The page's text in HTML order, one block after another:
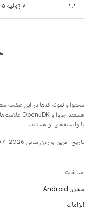
۱.۱ ۷ ژوئیه ۲۰۲۵
محتوا و نمونه کدها در این صفحه
یا وابسته‌های آن هستند.
تاریخ آخرین به‌روزرسانی 2026-07-22 به‌وقت ساعت هماهنگ جهانی.
ساخت
مخزن Android
الزامات